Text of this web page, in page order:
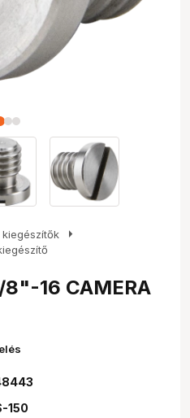
arrow_right
8"-16 CAMERA
150